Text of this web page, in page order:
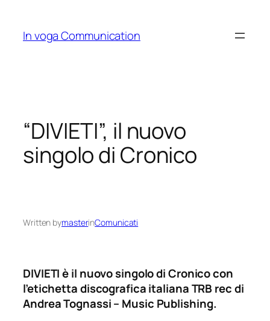
content
In voga Communication
“DIVIETI”, il nuovo
singolo di Cronico
Written bymasterinComunicati
DIVIETI è il nuovo singolo di Cronico con
l’etichetta discografica italiana TRB rec di
Andrea Tognassi – Music Publishing.